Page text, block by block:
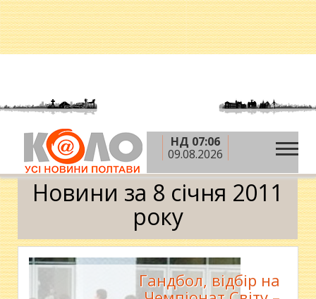
НД 07:06
09.08.2026
Головна » 2011 рік » січень »8 січня
Календар
Новини за 8 січня 2011
року
Гандбол, відбір на